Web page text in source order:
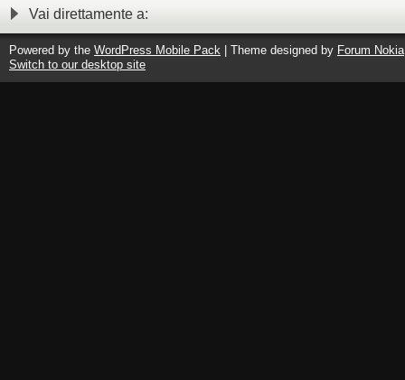
Vai direttamente a:
Powered by the WordPress Mobile Pack | Theme designed by Forum Nokia
Switch to our desktop site